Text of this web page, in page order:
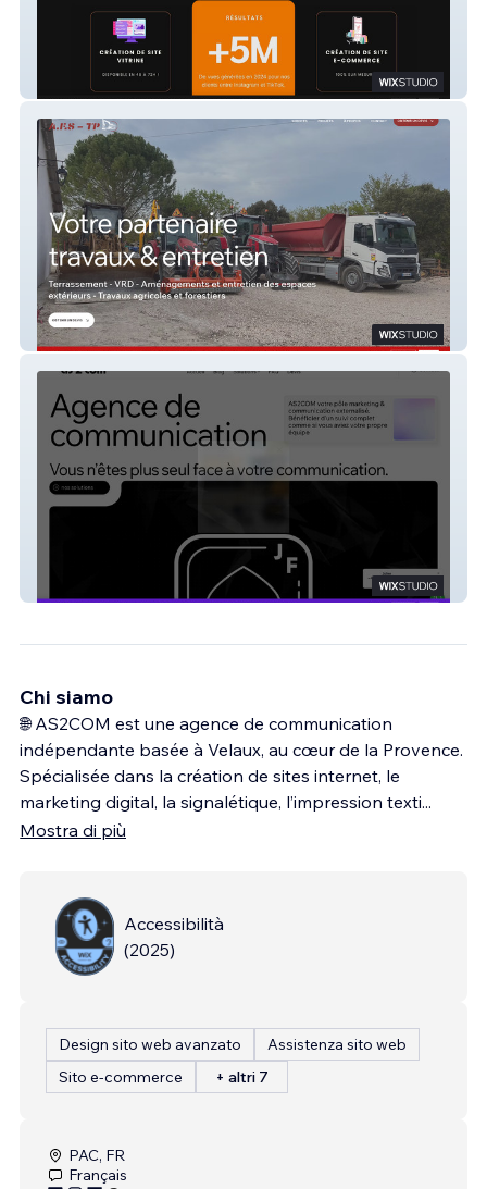
AFSTP
Chi siamo
🌐 AS2COM est une agence de communication
indépendante basée à Velaux, au cœur de la Provence.
Spécialisée dans la création de sites internet, le
marketing digital, la signalétique, l’impression texti...
Mostra di più
Accessibilità
(2025)
Design sito web avanzato
Assistenza sito web
Sito e-commerce
+ altri 7
PAC, FR
Français